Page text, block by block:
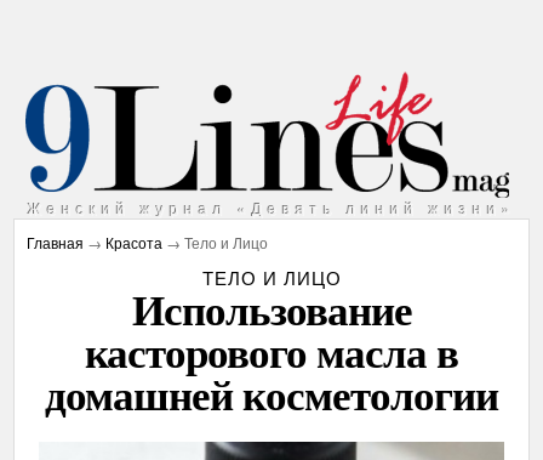
Женский журнал «Девять линий жизни»
Главная → Красота → Тело и Лицо
ТЕЛО И ЛИЦО
Использование
касторового масла в
домашней косметологии